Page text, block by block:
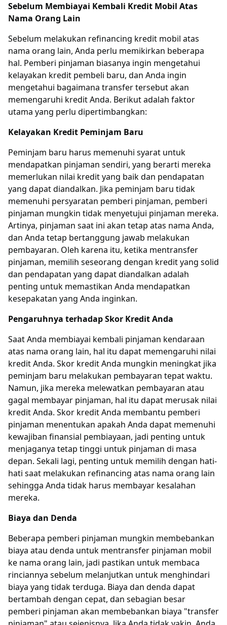
Sebelum Membiayai Kembali Kredit Mobil Atas
Nama Orang Lain
Sebelum melakukan refinancing kredit mobil atas
nama orang lain, Anda perlu memikirkan beberapa
hal. Pemberi pinjaman biasanya ingin mengetahui
kelayakan kredit pembeli baru, dan Anda ingin
mengetahui bagaimana transfer tersebut akan
memengaruhi kredit Anda. Berikut adalah faktor
utama yang perlu dipertimbangkan:
Kelayakan Kredit Peminjam Baru
Peminjam baru harus memenuhi syarat untuk
mendapatkan pinjaman sendiri, yang berarti mereka
memerlukan nilai kredit yang baik dan pendapatan
yang dapat diandalkan. Jika peminjam baru tidak
memenuhi persyaratan pemberi pinjaman, pemberi
pinjaman mungkin tidak menyetujui pinjaman mereka.
Artinya, pinjaman saat ini akan tetap atas nama Anda,
dan Anda tetap bertanggung jawab melakukan
pembayaran. Oleh karena itu, ketika mentransfer
pinjaman, memilih seseorang dengan kredit yang solid
dan pendapatan yang dapat diandalkan adalah
penting untuk memastikan Anda mendapatkan
kesepakatan yang Anda inginkan.
Pengaruhnya terhadap Skor Kredit Anda
Saat Anda membiayai kembali pinjaman kendaraan
atas nama orang lain, hal itu dapat memengaruhi nilai
kredit Anda. Skor kredit Anda mungkin meningkat jika
peminjam baru melakukan pembayaran tepat waktu.
Namun, jika mereka melewatkan pembayaran atau
gagal membayar pinjaman, hal itu dapat merusak nilai
kredit Anda. Skor kredit Anda membantu pemberi
pinjaman menentukan apakah Anda dapat memenuhi
kewajiban finansial pembiayaan, jadi penting untuk
menjaganya tetap tinggi untuk pinjaman di masa
depan. Sekali lagi, penting untuk memilih dengan hati-
hati saat melakukan refinancing atas nama orang lain
sehingga Anda tidak harus membayar kesalahan
mereka.
Biaya dan Denda
Beberapa pemberi pinjaman mungkin membebankan
biaya atau denda untuk mentransfer pinjaman mobil
ke nama orang lain, jadi pastikan untuk membaca
rinciannya sebelum melanjutkan untuk menghindari
biaya yang tidak terduga. Biaya dan denda dapat
bertambah dengan cepat, dan sebagian besar
pemberi pinjaman akan membebankan biaya "transfer